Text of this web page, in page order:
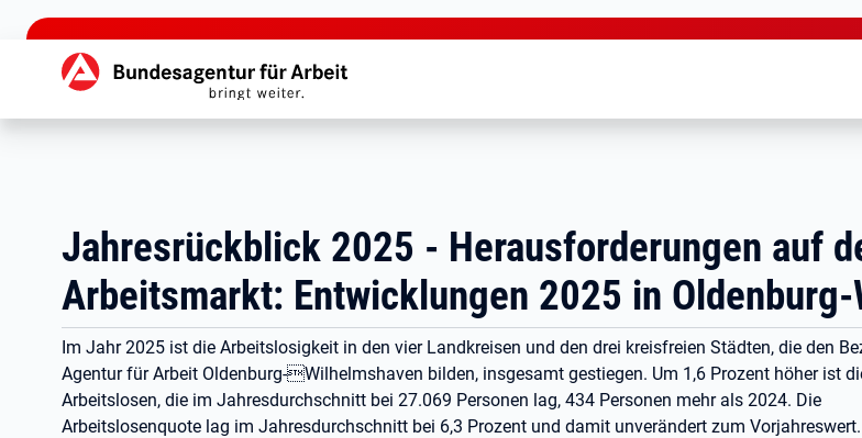
zu den Hauptinhalten springen
Hauptnavigation
Jahresrückblick 2025 - Herausforderungen auf
Arbeitsmarkt: Entwicklungen 2025 in
Im Jahr 2025 ist die Arbeitslosigkeit in den vier Landkreisen und den drei kreisfreien Städten, die den
Agentur für Arbeit Oldenburg-Wilhelmshaven bilden, insgesamt gestiegen. Um 1,6 Prozent höher ist
Arbeitslosen, die im Jahresdurchschnitt bei 27.069 Personen lag, 434 Personen mehr als 2024. Die
Arbeitslosenquote lag im Jahresdurchschnitt bei 6,3 Prozent und damit unverändert zum Vorjahreswert.